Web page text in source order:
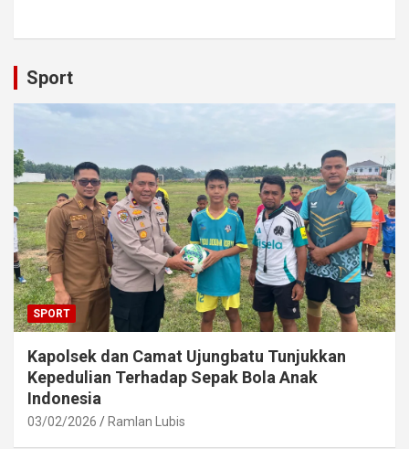
Sport
SPORT
Kapolsek dan Camat Ujungbatu Tunjukkan
Kepedulian Terhadap Sepak Bola Anak
Indonesia
03/02/2026 Ramlan Lubis